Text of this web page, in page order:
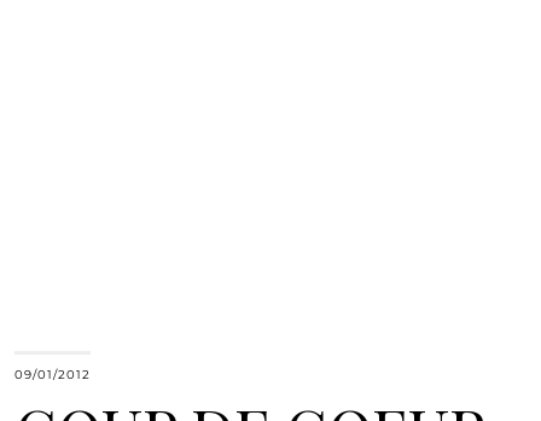
09/01/2012